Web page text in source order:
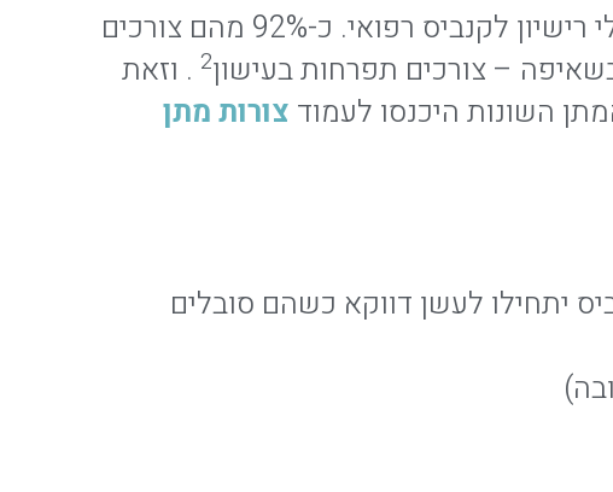
שאיפה היא צורת המתן השכיחה ביותר. נכון למארס 2024 ישנם מעל ל-135 אלף בעלי רישיון לקנביס רפואי. כ-92% מהם צורכים
2 . וזאת
השונות היכנסו לעמוד צורות מתן
יתחילו לעשן דווקא כשהם סובלים